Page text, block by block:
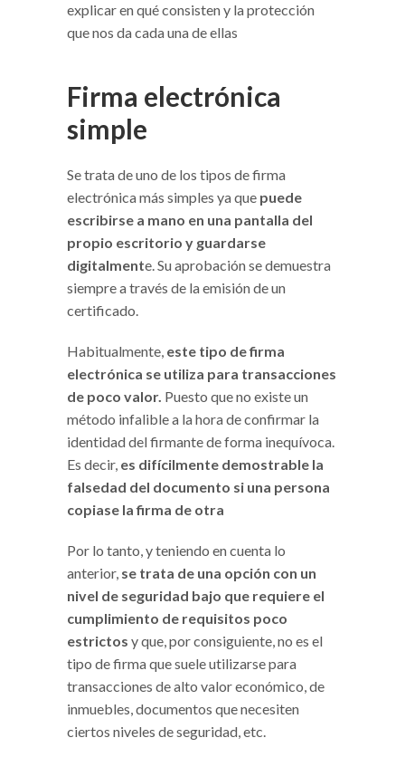
explicar en qué consisten y la protección
que nos da cada una de ellas
Firma electrónica
simple
Se trata de uno de los tipos de firma
electrónica más simples ya que puede
escribirse a mano en una pantalla del
propio escritorio y guardarse
digitalmente. Su aprobación se demuestra
siempre a través de la emisión de un
certificado.
Habitualmente, este tipo de firma
electrónica se utiliza para transacciones
de poco valor. Puesto que no existe un
método infalible a la hora de confirmar la
identidad del firmante de forma inequívoca.
Es decir, es difícilmente demostrable la
falsedad del documento si una persona
copiase la firma de otra
Por lo tanto, y teniendo en cuenta lo
anterior, se trata de una opción con un
nivel de seguridad bajo que requiere el
cumplimiento de requisitos poco
estrictos y que, por consiguiente, no es el
tipo de firma que suele utilizarse para
transacciones de alto valor económico, de
inmuebles, documentos que necesiten
ciertos niveles de seguridad, etc.